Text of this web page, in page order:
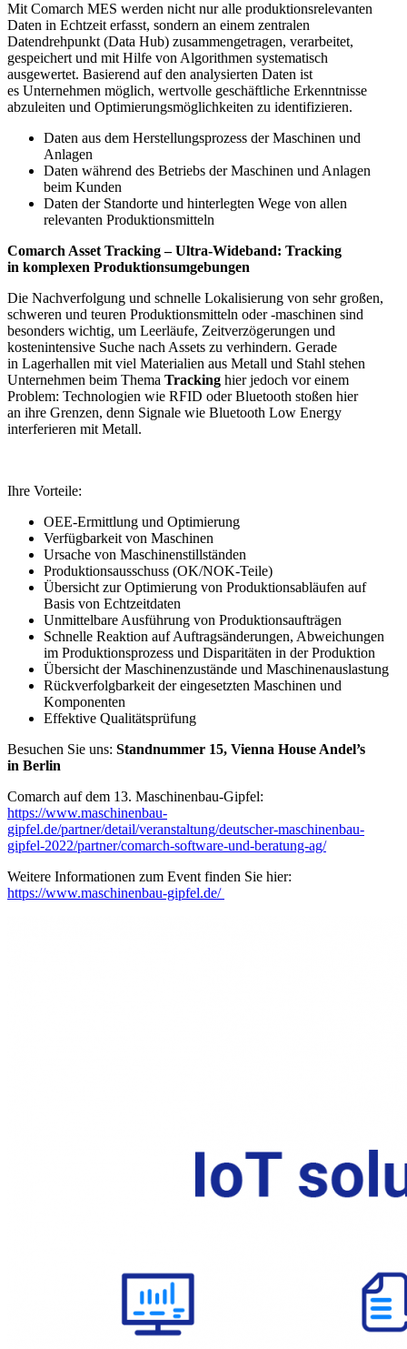
Mit Comarch MES werden nicht nur alle produktionsrelevanten
Daten in Echtzeit erfasst, sondern an einem zentralen
Datendrehpunkt (Data Hub) zusammengetragen, verarbeitet,
gespeichert und mit Hilfe von Algorithmen systematisch
ausgewertet. Basierend auf den analysierten Daten ist
es Unternehmen möglich, wertvolle geschäftliche Erkenntnisse
abzuleiten und Optimierungsmöglichkeiten zu identifizieren.
Daten aus dem Herstellungsprozess der Maschinen und
Anlagen
Daten während des Betriebs der Maschinen und Anlagen
beim Kunden
Daten der Standorte und hinterlegten Wege von allen
relevanten Produktionsmitteln
Comarch Asset Tracking – Ultra-Wideband: Tracking
in komplexen Produktionsumgebungen
Die Nachverfolgung und schnelle Lokalisierung von sehr großen,
schweren und teuren Produktionsmitteln oder -maschinen sind
besonders wichtig, um Leerläufe, Zeitverzögerungen und
kostenintensive Suche nach Assets zu verhindern. Gerade
in Lagerhallen mit viel Materialien aus Metall und Stahl stehen
Unternehmen beim Thema Tracking hier jedoch vor einem
Problem: Technologien wie RFID oder Bluetooth stoßen hier
an ihre Grenzen, denn Signale wie Bluetooth Low Energy
interferieren mit Metall.
Ihre Vorteile:
OEE-Ermittlung und Optimierung
Verfügbarkeit von Maschinen
Ursache von Maschinenstillständen
Produktionsausschuss (OK/NOK-Teile)
Übersicht zur Optimierung von Produktionsabläufen auf
Basis von Echtzeitdaten
Unmittelbare Ausführung von Produktionsaufträgen
Schnelle Reaktion auf Auftragsänderungen, Abweichungen
im Produktionsprozess und Disparitäten in der Produktion
Übersicht der Maschinenzustände und Maschinenauslastung
Rückverfolgbarkeit der eingesetzten Maschinen und
Komponenten
Effektive Qualitätsprüfung
Besuchen Sie uns: Standnummer 15, Vienna House Andel’s
in Berlin
Comarch auf dem 13. Maschinenbau-Gipfel:
https://www.maschinenbau-
gipfel.de/partner/detail/veranstaltung/deutscher-maschinenbau-
gipfel-2022/partner/comarch-software-und-beratung-ag/
Weitere Informationen zum Event finden Sie hier:
https://www.maschinenbau-gipfel.de/